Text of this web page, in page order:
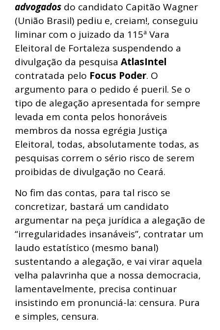
advogados do candidato Capitão Wagner
(União Brasil) pediu e, creiam!, conseguiu
liminar com o juizado da 115ª Vara
Eleitoral de Fortaleza suspendendo a
divulgação da pesquisa AtlasIntel
contratada pelo Focus Poder. O
argumento para o pedido é pueril. Se o
tipo de alegação apresentada for sempre
levada em conta pelos honoráveis
membros da nossa egrégia Justiça
Eleitoral, todas, absolutamente todas, as
pesquisas correm o sério risco de serem
proibidas de divulgação no Ceará.
No fim das contas, para tal risco se
concretizar, bastará um candidato
argumentar na peça jurídica a alegação de
“irregularidades insanáveis”, contratar um
laudo estatístico (mesmo banal)
sustentando a alegação, e vai virar aquela
velha palavrinha que a nossa democracia,
lamentavelmente, precisa continuar
insistindo em pronunciá-la: censura. Pura
e simples, censura.